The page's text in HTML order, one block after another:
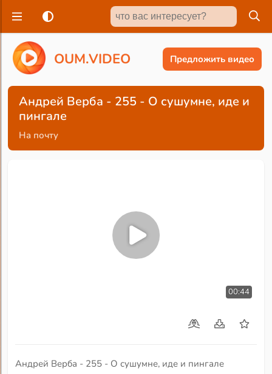
OUM.VIDEO Предложить видео
Андрей Верба - 255 - О сушумне, иде и
пингале
На почту
00:44
Андрей Верба - 255 - О сушумне, иде и пингале